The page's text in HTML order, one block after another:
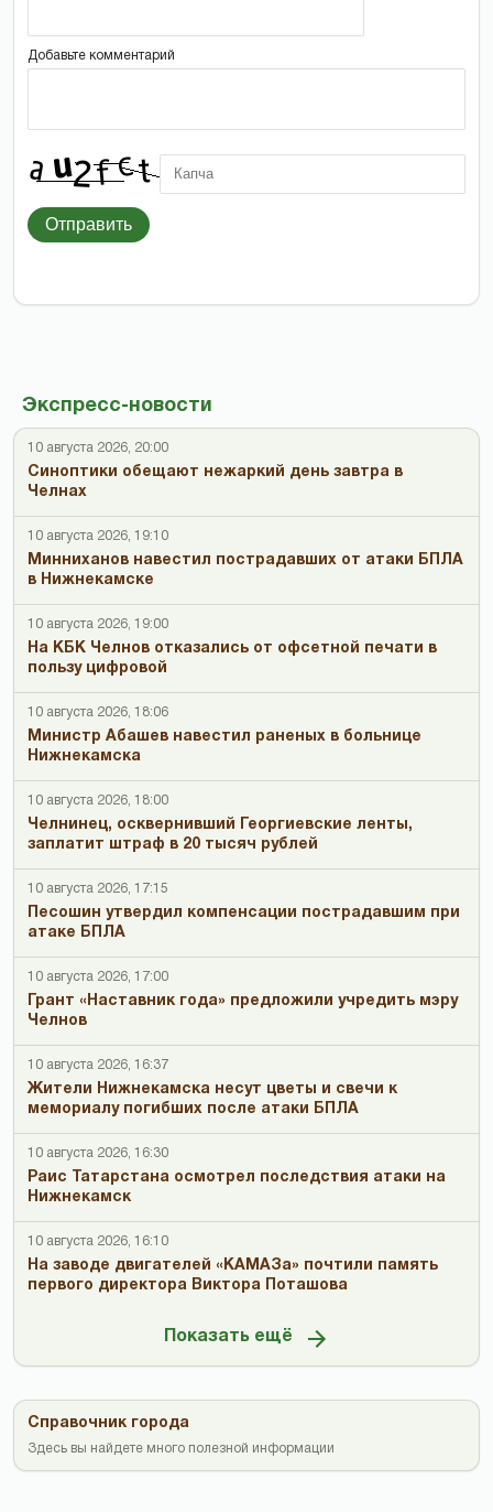
Экспресс-новости
10 августа 2026, 20:00
Синоптики обещают нежаркий день завтра в
Челнах
10 августа 2026, 19:10
Минниханов навестил пострадавших от атаки БПЛА
в Нижнекамске
10 августа 2026, 19:00
На КБК Челнов отказались от офсетной печати в
пользу цифровой
10 августа 2026, 18:06
Министр Абашев навестил раненых в больнице
Нижнекамска
10 августа 2026, 18:00
Челнинец, осквернивший Георгиевские ленты,
заплатит штраф в 20 тысяч рублей
10 августа 2026, 17:15
Песошин утвердил компенсации пострадавшим при
атаке БПЛА
10 августа 2026, 17:00
Грант «Наставник года» предложили учредить мэру
Челнов
10 августа 2026, 16:37
Жители Нижнекамска несут цветы и свечи к
мемориалу погибших после атаки БПЛА
10 августа 2026, 16:30
Раис Татарстана осмотрел последствия атаки на
Нижнекамск
10 августа 2026, 16:10
На заводе двигателей «КАМАЗа» почтили память
первого директора Виктора Поташова
Показать ещё
Справочник города
Здесь вы найдете много полезной информации
Добавьте комментарий
Отправить